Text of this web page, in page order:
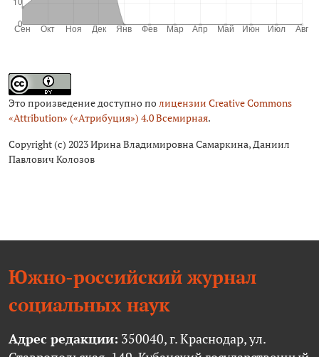
Это произведение доступно полицензии Creative Commons
«Attribution» («Атрибуция») 4.0 Всемирная.
Copyright (c) 2023 Ирина Владимировна Самаркина, Даниил
Павлович Колозов
Южно-российский журнал
социальных наук
Адрес редакции: 350040, г. Краснодар, ул.